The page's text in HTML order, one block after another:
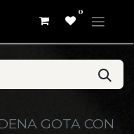
0
GOTA CON